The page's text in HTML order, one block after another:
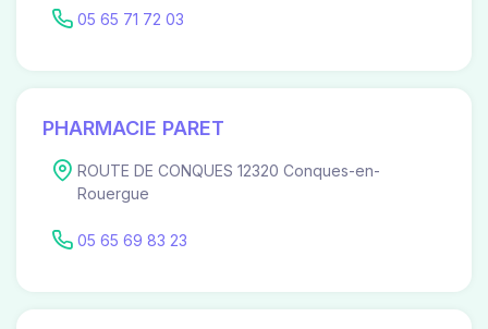
05 65 71 72 03
PHARMACIE PARET
ROUTE DE CONQUES 12320 Conques-en-
Rouergue
05 65 69 83 23